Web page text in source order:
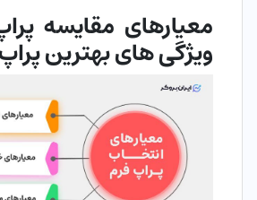
معیار‌های مقایسه
ویژگی های بهترین